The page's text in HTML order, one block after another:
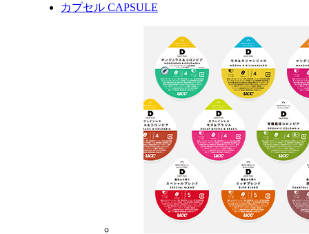
カプセル CAPSULE